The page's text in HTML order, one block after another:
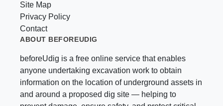
Site Map
Privacy Policy
Contact
ABOUT BEFOREUDIG
beforeUdig is a free online service that enables
anyone undertaking excavation work to obtain
information on the location of underground assets in
and around a proposed dig site — helping to